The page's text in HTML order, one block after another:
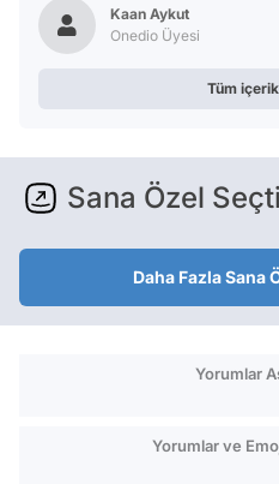
Kaan Aykut
Onedio Üyesi
Tüm
Sana Özel
Daha Fazla Sana
Yorumlar
Yorumlar ve